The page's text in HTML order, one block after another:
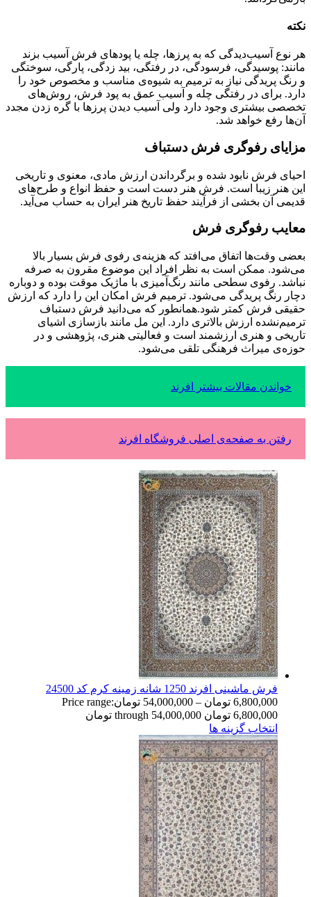
نکته
هر نوع آسیب‌دیدگی که به پرزها، چله یا پود‌های فرش آسیب بزند
مانند: پوسیدگی، فرسودگی، در رفتگی، بید زدگی، پارگی، سوختگی
و رنگ پریدگی نیاز به ترمیم به شیوه‌ی مناسب و مخصوص خود را
دارد. برای در رفتگی چله و آسیب عمق به پود فرش، روش‌های
تخصصی بیشتری وجود دارد ولی آسیب دیدن پرزها با گره زدن مجدد
آن‌ها رفع خواهد شد.
مزایای رفوگری فرش دستباف
احیای فرش نابود شده و برگرداندن ارزش مادی، معنوی و تاریخی
این هنر زیبا است. فرش هنر دست است و حفظ انواع و طرح‌های
قدیمی‌ آن بخشی از فرآیند حفظ تاریخ هنر ایران به حساب‌ می‌آید‌.
معایب رفوگری فرش
بعضی وقت‌ها اتفاق می‌افتد که هزینه‌ی رفوی فرش بسیار بالا
می‌شود. ممکن است به نظر افراد این موضوع مقرون به صرفه
نباشد. رفوی سطحی مانند رنگ‌آمیزی با ماژیک موقت بوده و دوباره
دچار رنگ پریدگی می‌شود. ترمیم فرش امکان این را دارد که ارزش
حقیقی فرش کمتر شود.همانطور که می‌دانید فرش دستباف
ترمیم‌نشده ارزش بالاتری دارد. این مل مانند بازسازی اشیای
تاریخی و هنری ارزشمند است و فعالیتی هنری، پژوهشی و در
حوزه‌ی میراث فرهنگی تلقی می‌شود.
خواندن مقالات بیشتر افرند
رفتن به صفحه‌ی اصلی فروشگاه افرند
فرش ماشینی افرند 1250 شانه زمینه کرم کد 24500
6,800,000 تومان –
54,000,000 تومانPrice range:
6,800,000 تومان through 54,000,000 تومان
انتخاب گزینه ها